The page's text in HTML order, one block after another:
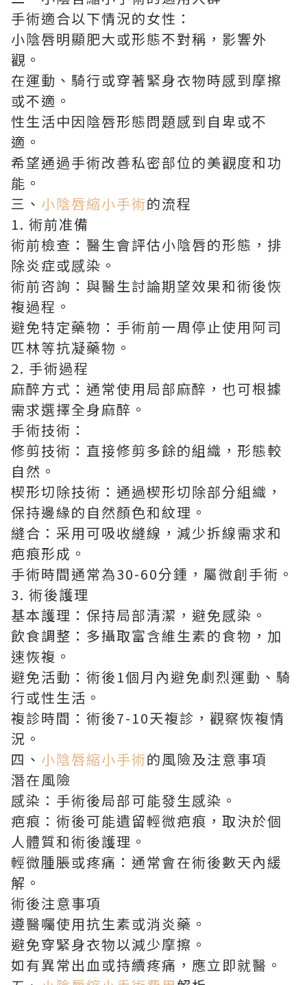
手術適合以下情況的女性：
小陰唇明顯肥大或形態不對稱，影響外
觀。
在運動、騎行或穿著緊身衣物時感到摩擦
或不適。
性生活中因陰唇形態問題感到自卑或不
適。
希望通過手術改善私密部位的美觀度和功
能。
三、 小陰唇縮小手術的流程
1. 術前准備
術前檢查：醫生會評估小陰唇的形態，排
除炎症或感染。
術前咨詢：與醫生討論期望效果和術後恢
複過程。
避免特定藥物：手術前一周停止使用阿司
匹林等抗凝藥物。
2. 手術過程
麻醉方式：通常使用局部麻醉，也可根據
需求選擇全身麻醉。
手術技術：
修剪技術：直接修剪多餘的組織，形態較
自然。
楔形切除技術：通過楔形切除部分組織，
保持邊緣的自然顏色和紋理。
縫合：采用可吸收縫線，減少拆線需求和
疤痕形成。
手術時間通常為30-60分鍾，屬微創手術。
3. 術後護理
基本護理：保持局部清潔，避免感染。
飲食調整：多攝取富含維生素的食物，加
速恢複。
避免活動：術後1個月內避免劇烈運動、騎
行或性生活。
複診時間：術後7-10天複診，觀察恢複情
況。
四、 小陰唇縮小手術的風險及注意事項
潛在風險
感染：手術後局部可能發生感染。
疤痕：術後可能遺留輕微疤痕，取決於個
人體質和術後護理。
輕微腫脹或疼痛：通常會在術後數天內緩
解。
術後注意事項
遵醫囑使用抗生素或消炎藥。
避免穿緊身衣物以減少摩擦。
如有異常出血或持續疼痛，應立即就醫。